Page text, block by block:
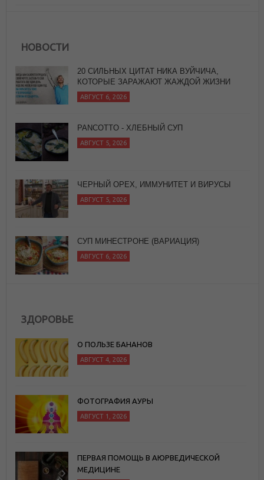
НОВОСТИ
PANCOTTO - ХЛЕБНЫЙ СУП
АВГУСТ 5, 2026
ЧЕРНЫЙ ОРЕХ, ИММУНИТЕТ И ВИРУСЫ
СУП МИНЕСТРОНЕ (ВАРИАЦИЯ)
ЗДОРОВЬЕ
О ПОЛЬЗЕ БАНАНОВ
АВГУСТ 4, 2026
ФОТОГРАФИЯ АУРЫ
АВГУСТ 1, 2026
ПЕРВАЯ ПОМОЩЬ В АЮРВЕДИЧЕСКОЙ
МЕДИЦИНЕ